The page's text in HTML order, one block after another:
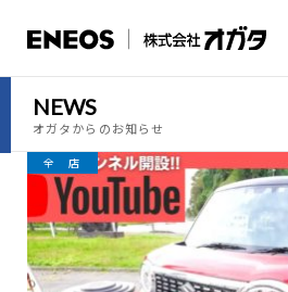
NEWS
オガタからのお知らせ
全 店